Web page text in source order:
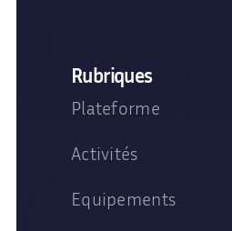
Rubriques
Plateforme
Activités
Equipements